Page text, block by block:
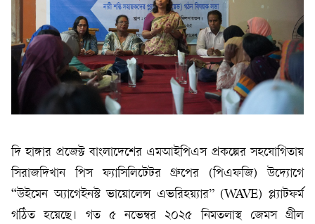
দি হাঙ্গার প্রজেক্ট বাংলাদেশের এমআইপিএস প্রকল্পের সহযোগিতায়
সিরাজদিখান পিস ফ্যাসিলিটেটর গ্রুপের (পিএফজি) উদ্যোগে
“উইমেন অ্যাগেইনস্ট ভায়োলেন্স এভরিহয়্যার” (WAVE) প্ল্যাটফর্ম
গঠিত হয়েছে। গত ৫ নভেম্বর ২০২৫ নিমতলাস্থ জেমস গ্রীল